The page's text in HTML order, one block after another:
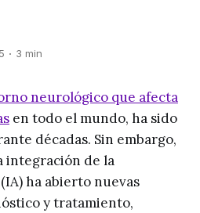
3 min
neurológico que afecta
en todo el mundo, ha sido
décadas. Sin embargo,
integración de la
ha abierto nuevas
y tratamiento,